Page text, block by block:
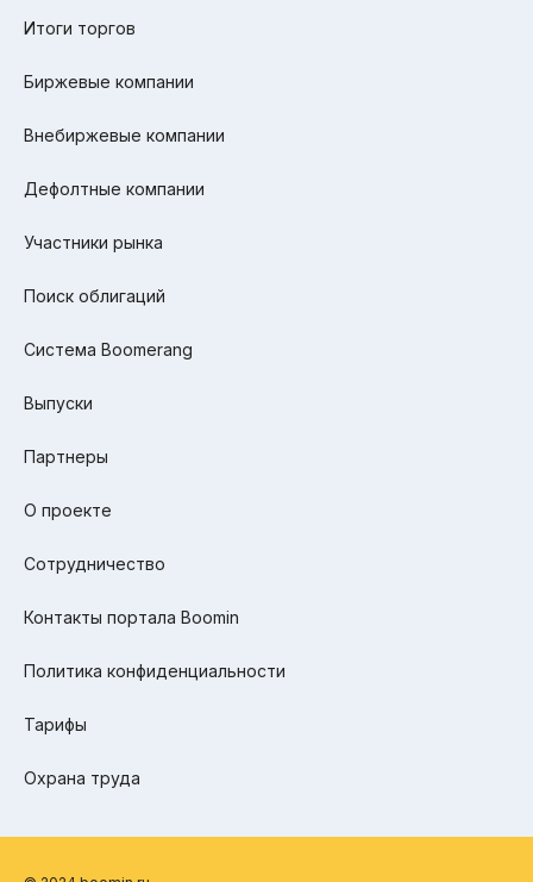
Итоги торгов
Биржевые компании
Внебиржевые компании
Дефолтные компании
Участники рынка
Поиск облигаций
Система Boomerang
Выпуски
Партнеры
О проекте
Сотрудничество
Контакты портала Boomin
Политика конфиденциальности
Тарифы
Охрана труда